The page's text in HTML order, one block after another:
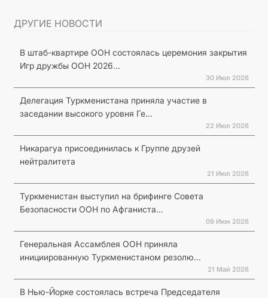
ДРУГИЕ НОВОСТИ
В штаб-квартире ООН состоялась церемония закрытия
Игр дружбы ООН 2026...
30 Июл 2026
Делегация Туркменистана приняла участие в
заседании высокого уровня Ге...
22 Июл 2026
Никарагуа присоединилась к Группе друзей
нейтралитета
21 Июл 2026
Туркменистан выступил на брифинге Совета
Безопасности ООН по Афганиста...
09 Июн 2026
Генеральная Ассамблея ООН приняла
инициированную Туркменистаном резолю...
21 Май 2026
В Нью-Йорке состоялась встреча Председателя